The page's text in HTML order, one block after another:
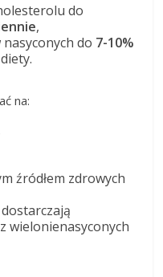
do
,
do 7-10%
na:
źródłem zdrowych
wielonienasyconych